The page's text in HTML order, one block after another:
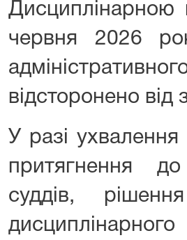
червня 2026
відсторонено від
У разі
притягнення до
суддів,